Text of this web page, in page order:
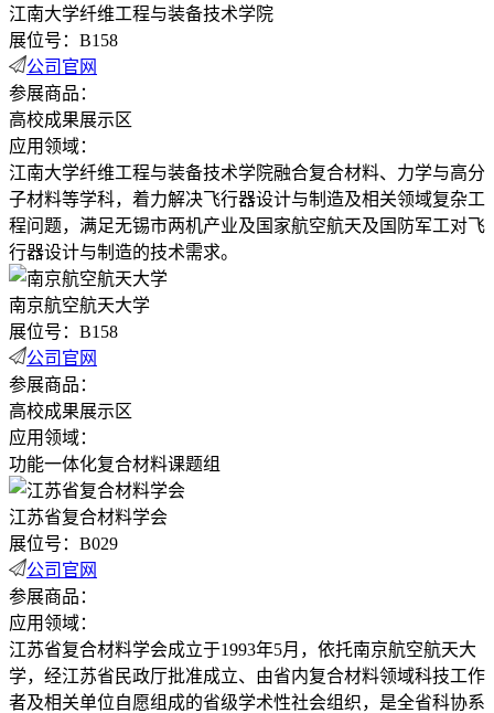
江南大学纤维工程与装备技术学院
展位号：B158
公司官网
参展商品：
高校成果展示区
应用领域：
江南大学纤维工程与装备技术学院融合复合材料、力学与高分
子材料等学科，着力解决飞行器设计与制造及相关领域复杂工
程问题，满足无锡市两机产业及国家航空航天及国防军工对飞
行器设计与制造的技术需求。
南京航空航天大学
展位号：B158
公司官网
参展商品：
高校成果展示区
应用领域：
功能一体化复合材料课题组
江苏省复合材料学会
展位号：B029
公司官网
参展商品：
应用领域：
江苏省复合材料学会成立于1993年5月，依托南京航空航天大
学，经江苏省民政厅批准成立、由省内复合材料领域科技工作
者及相关单位自愿组成的省级学术性社会组织，是全省科协系